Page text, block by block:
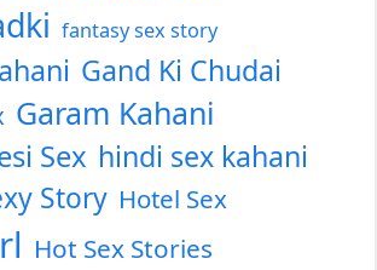
fantasy sex story
Gand Ki Chudai
Garam Kahani
Sex hindi sex kahani
Story Hotel Sex
Hot Sex Stories